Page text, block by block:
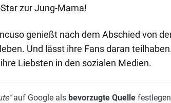
zur Jung-Mama!
genießt nach dem Abschied von
Und lässt ihre Fans daran
Liebsten in den sozialen Medien.
auf Google als bevorzugte Quellefestlegen